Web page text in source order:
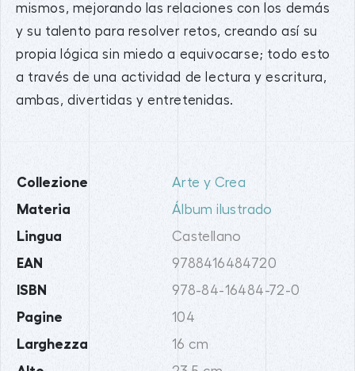
mismos, mejorando las relaciones con los demás
y su talento para resolver retos, creando así su
propia lógica sin miedo a equivocarse; todo esto
a través de una actividad de lectura y escritura,
ambas, divertidas y entretenidas.
Collezione Arte y Crea
Materia Álbum ilustrado
Lingua Castellano
EAN 9788416484720
ISBN 978-84-16484-72-0
Pagine 104
Larghezza 16 cm